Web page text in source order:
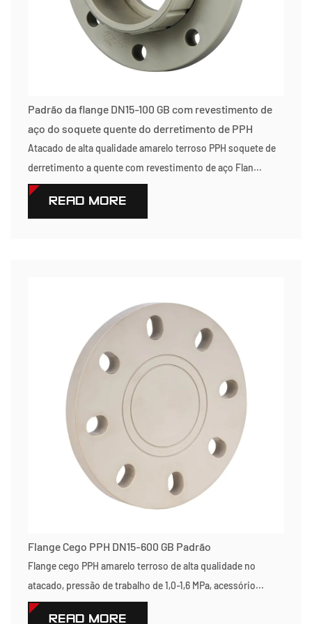
Padrão da flange DN15-100 GB com revestimento de
aço do soquete quente do derretimento de PPH
Atacado de alta qualidade amarelo terroso PPH soquete de
derretimento a quente com revestimento de aço Flan...
READ MORE
Flange Cego PPH DN15-600 GB Padrão
Flange cego PPH amarelo terroso de alta qualidade no
atacado, pressão de trabalho de 1,0-1,6 MPa, acessório...
READ MORE